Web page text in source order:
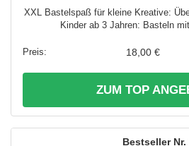
XXL Bastelspaß für kleine Kreative:
Kinder ab 3 Jahren: Basteln
18,00 €
ZUM TOP